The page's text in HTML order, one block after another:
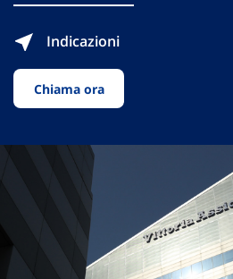
Indicazioni
Chiama ora